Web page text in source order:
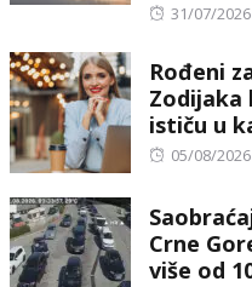
Posted
31/07/2026
Rođeni
Zodijaka
ističu u
Posted
05/08/2026
Crne
više od